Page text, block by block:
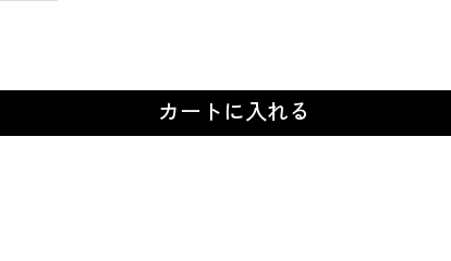
カートに入れる